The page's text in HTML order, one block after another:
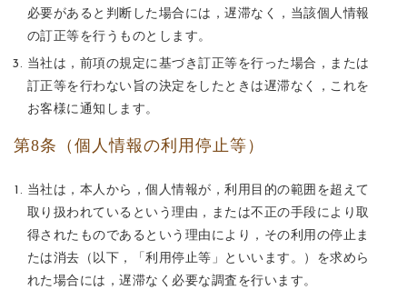
必要があると判断した場合には，遅滞なく，当該個人情報
の訂正等を行うものとします。
当社は，前項の規定に基づき訂正等を行った場合，または
訂正等を行わない旨の決定をしたときは遅滞なく，これを
お客様に通知します。
第8条（個人情報の利用停止等）
当社は，本人から，個人情報が，利用目的の範囲を超えて
取り扱われているという理由，または不正の手段により取
得されたものであるという理由により，その利用の停止ま
たは消去（以下，「利用停止等」といいます。）を求めら
れた場合には，遅滞なく必要な調査を行います。